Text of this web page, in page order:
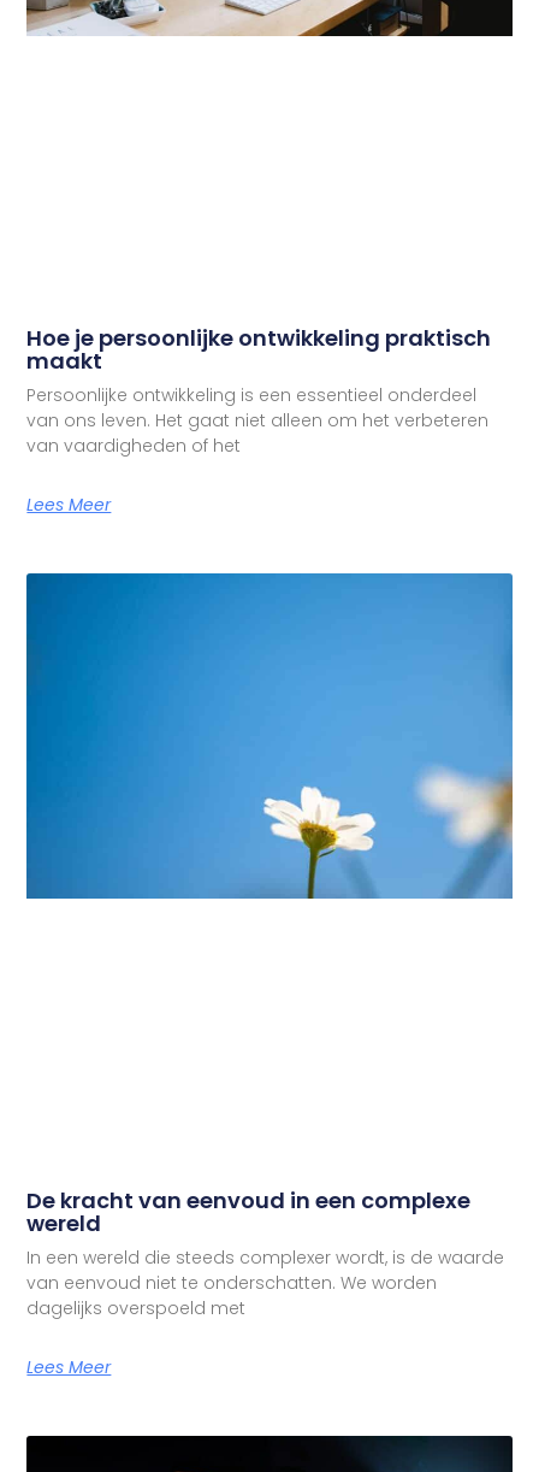
Hoe je persoonlijke ontwikkeling praktisch
maakt
Persoonlijke ontwikkeling is een essentieel onderdeel
van ons leven. Het gaat niet alleen om het verbeteren
van vaardigheden of het
Lees Meer
De kracht van eenvoud in een complexe
wereld
In een wereld die steeds complexer wordt, is de waarde
van eenvoud niet te onderschatten. We worden
dagelijks overspoeld met
Lees Meer